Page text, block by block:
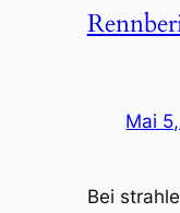
Mai
Bei